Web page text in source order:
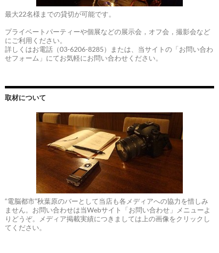
最大22名様までの貸切が可能です。
プライベートパーティーや個展などの展示会，オフ会，撮影会など
にご利用ください。
詳しくはお電話（03-6206-8285）または、当サイトの「お問い合わ
せフォーム」にてお気軽にお問い合わせください。
取材について
“電脳都市”秋葉原のバーとして当店も各メディアへの協力を惜しみ
ません。お問い合わせは当Webサイト「お問い合わせ」メニューよ
りどうぞ。メディア掲載実績につきましては上の画像をクリックし
てください。